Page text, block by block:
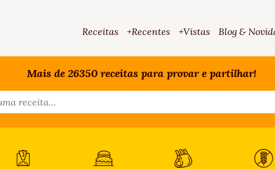
Receitas +Recentes +Vistas Blog &
Mais de 26350 receitas para provar e partilhar!